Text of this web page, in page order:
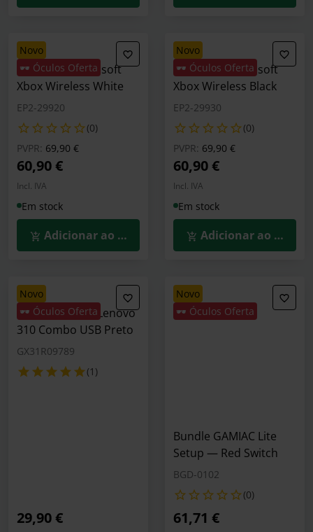
novo
🕶️ Óculos Oferta
Gamepad Microsoft
Xbox Wireless White
EP2-29920
(0)
PVPR: Preço reduzido de
69,90 €para
60,90 €
Incl. IVA
Em stock
Adicionar ao Carrinho
novo
🕶️ Óculos Oferta
Gamepad Microsoft
Xbox Wireless Black
EP2-29930
(0)
PVPR: Preço reduzido de
69,90 €para
60,90 €
Incl. IVA
Em stock
Adicionar ao
novo
🕶️ Óculos Oferta
Teclado + Rato Lenovo
310 Combo USB Preto
GX31R09789
(1)
29,90 €
novo
🕶️ Óculos Oferta
Bundle GAMIAC Lite
Setup — Red Switch
BGD-0102
(0)
61,71 €